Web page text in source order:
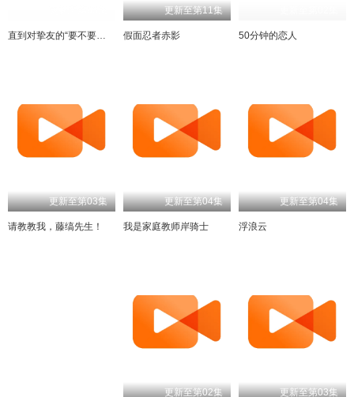
直到对挚友的“要不要同居”说出“好”
更新至第11集
假面忍者赤影 50分钟的恋人
更新至第03集
请教教我，藤缟先生！
更新至第04集
我是家庭教师岸骑士
更新至第04集
浮浪云
更新至第02集 更新至第03集